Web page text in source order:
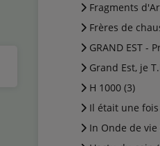
Fragments
Frères de
GRAND EST -
Grand Est, je
H 1000 (3)
Il était une
In Onde de vie